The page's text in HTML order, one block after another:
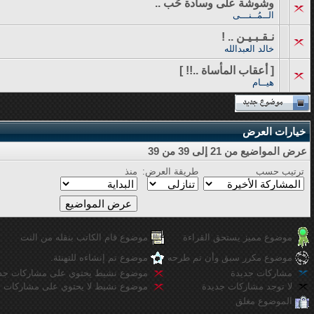
وشوشة على وسادة حُب ..
الــمُــنـــى
نـقـبـيـن .. !
خالد العبدالله
[ أعقاب المأساة ..!! ]
هيــام
خيارات العرض
عرض المواضيع من 21 إلى 39 من 39
ترتيب حسب طريقة العرض: منذ
موضوع مميز يستحق القراءة
موضوع قام الكاتب بنقله من النت
موضوع مكرر سبق وأن تم طرحه
موضوع تم إنشاءه للتهنئة.
مشاركات جديدة
موضوع نشيط يحتوي على مشاركات
لا توجد مشاركات جديدة
موضوع نشيط لا يحتوي على مشاركات
الموضوع مغلق